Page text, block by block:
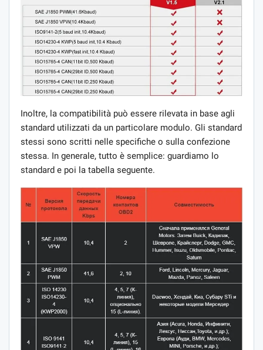
Inoltre, la compatibilità può essere rilevata in base agli
standard utilizzati da un particolare modulo. Gli standard
stessi sono scritti nelle specifiche o sulla confezione
stessa. In generale, tutto è semplice: guardiamo lo
standard e poi la tabella seguente.